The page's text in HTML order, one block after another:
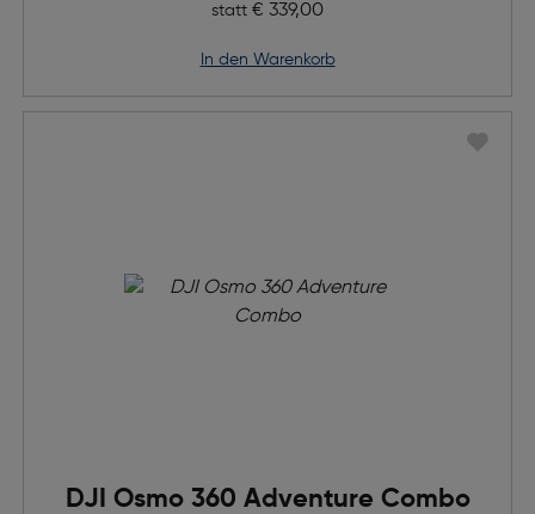
statt Ursprünglicher Preis
€ 339,00
in den Warenkorb
DJI Osmo 360 Adventure Combo